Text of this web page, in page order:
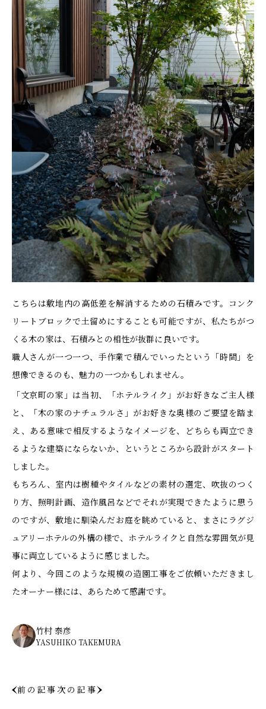
こちらは敷地内の高低差を解消するための石積みです。コンク
リートブロックで土留めにすることも可能ですが、私たちがつ
くる木の家は、石積みとの相性が抜群に良いです。
職人さんが一つ一つ、手作業で積んでいったという「時間」を
想像できるのも、魅力の一つかもしれません。
「文京町の家」は当初、「ホテルライク」がお好きなご主人様
と、「木の家のナチュラルさ」がお好きな奥様のご要望を踏ま
え、ある意味で相反するようなイメージを、どちらも両立でき
るような建築にならないか、というところから設計がスタート
しました。
もちろん、室内は樹種やタイルなどの素材の選定、吹抜のつく
り方、照明計画、造作風呂などでそれが実現できたように思う
のですが、敷地に馴染んだお庭を眺めていると、まさにラグジ
ュアリーホテルの外構の様で、ホテルライクと自然な雰囲気が見
事に両立しているように感じました。
何より、今回このような規模の造園工事をご依頼いただきまし
たオーナー様には、あらためて感謝です。
竹村 泰彦
YASUHIKO TAKEMURA
前の記事次の記事